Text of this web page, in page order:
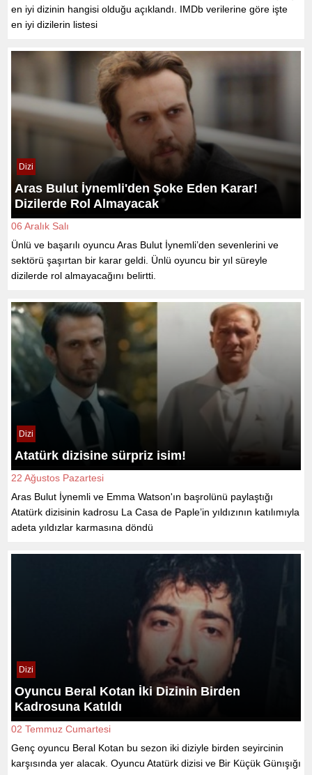
en iyi dizinin hangisi olduğu açıklandı. IMDb verilerine göre işte
en iyi dizilerin listesi
Dizi
Aras Bulut İynemli'den Şoke Eden Karar!
Dizilerde Rol Almayacak
06 Aralık Salı
Ünlü ve başarılı oyuncu Aras Bulut İynemli’den sevenlerini ve
sektörü şaşırtan bir karar geldi. Ünlü oyuncu bir yıl süreyle
dizilerde rol almayacağını belirtti.
Dizi
Atatürk dizisine sürpriz isim!
22 Ağustos Pazartesi
Aras Bulut İynemli ve Emma Watson'ın başrolünü paylaştığı
Atatürk dizisinin kadrosu La Casa de Paple’in yıldızının katılımıyla
adeta yıldızlar karmasına döndü
Dizi
Oyuncu Beral Kotan İki Dizinin Birden
Kadrosuna Katıldı
02 Temmuz Cumartesi
Genç oyuncu Beral Kotan bu sezon iki diziyle birden seyircinin
karşısında yer alacak. Oyuncu Atatürk dizisi ve Bir Küçük Günışığı